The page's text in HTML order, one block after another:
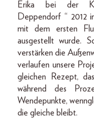
Erika bei der
Deppendorf “ 2012
mit dem ersten
ausgestellt wurde.
verstärken die
verlaufen unsere
gleichen Rezept,
während des
Wendepunkte,
die gleiche bleibt.